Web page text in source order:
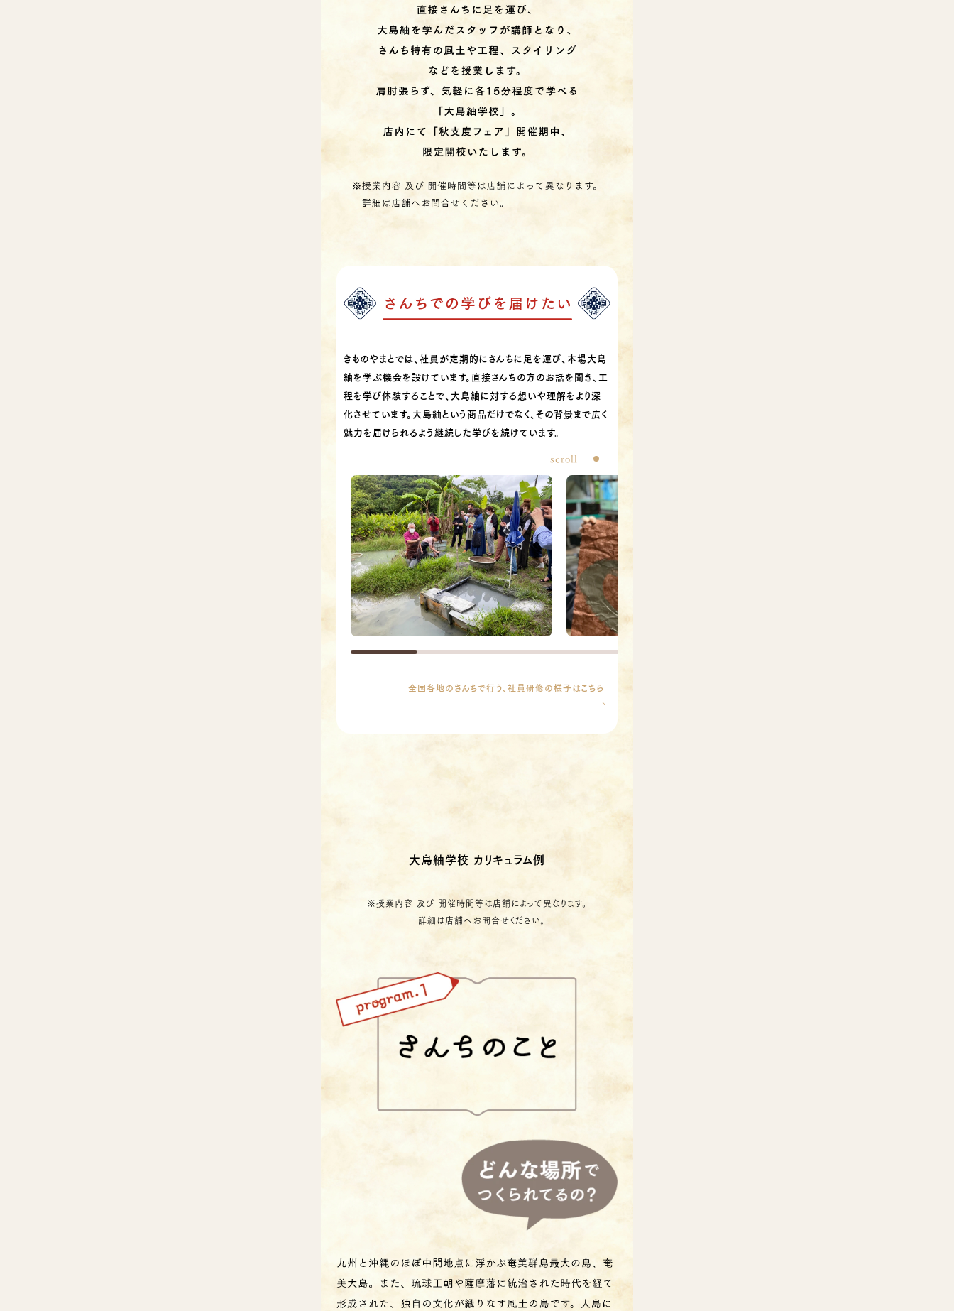
きものやまとでは、社員が定期的にさんちに足を運び、本場大島
紬を学ぶ機会を設けています。直接さんちの方のお話を聞き、工
程を学び体験することで、大島紬に対する想いや理解をより深
化させています。大島紬という商品だけでなく、その背景まで広く
魅力を届けられるよう継続した学びを続けています。
scroll
全国各地のさんちで行う、社員研修の様子はこちら
大島紬学校 カリキュラム例
※授業内容 及び 開催時間等は店舗によって異なります。
詳細は店舗へお問合せください。